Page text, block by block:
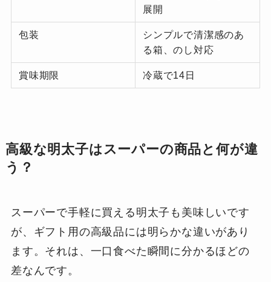
展開
包装
シンプルで清潔感のあ
る箱、のし対応
賞味期限 冷蔵で14日
高級な明太子はスーパーの商品と何が違
う？
スーパーで手軽に買える明太子も美味しいです
が、ギフト用の高級品には明らかな違いがあり
ます。それは、一口食べた瞬間に分かるほどの
差なんです。